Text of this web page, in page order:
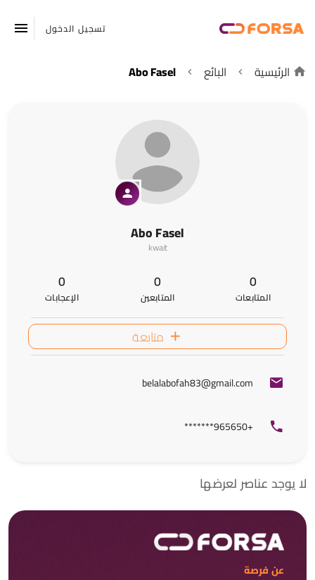
تسجيل الدخول
الرئيسية البائع Abo Fasel
Abo Fasel
kwait
0
المتابعات
0
المتابعين
0
الإعجابات
متابعة
belalabofah83@gmail.com
+965650*******
لا يوجد عناصر لعرضها
عن فرصة